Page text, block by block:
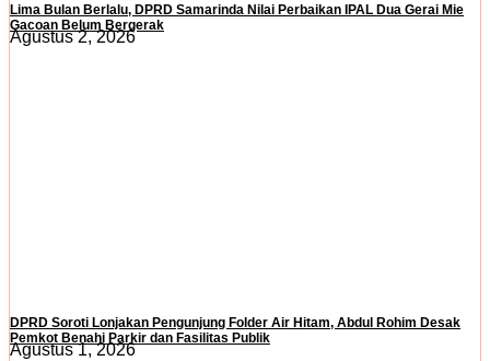
Lima Bulan Berlalu, DPRD Samarinda Nilai Perbaikan IPAL Dua Gerai Mie
Gacoan Belum Bergerak
Agustus 2, 2026
DPRD Soroti Lonjakan Pengunjung Folder Air Hitam, Abdul Rohim Desak
Pemkot Benahi Parkir dan Fasilitas Publik
Agustus 1, 2026